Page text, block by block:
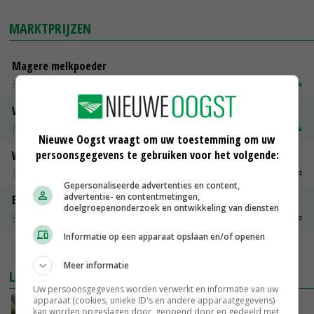
MARKTPRIJZEN
Magere melkpoeder
Zuivel weekprijzen
Volle melkpoeder
Zuivel weekprijzen
Weipoeder
Zuivel weekprijzen
Boeren Gouda 12 kg
Boerenkaas
LAATSTE NIEUWS
‘Samenwerking A-ware en Amalthea gaat
Nieuwe Oogst vraagt om uw toestemming om uw
persoonsgegevens te gebruiken voor het volgende:
Gepersonaliseerde advertenties en content,
advertentie- en contentmetingen,
doelgroepenonderzoek en ontwikkeling van diensten
Informatie op een apparaat opslaan en/of openen
Meer informatie
Uw persoonsgegevens worden verwerkt en informatie van uw
apparaat (cookies, unieke ID's en andere apparaatgegevens)
kan worden opgeslagen door, geopend door en gedeeld met